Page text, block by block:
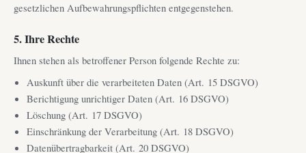
gesetzlichen Aufbewahrungspflichten entgegenstehen.
5. Ihre Rechte
Ihnen stehen als betroffener Person folgende Rechte zu:
Auskunft über die verarbeiteten Daten (Art. 15 DSGVO)
Berichtigung unrichtiger Daten (Art. 16 DSGVO)
Löschung (Art. 17 DSGVO)
Einschränkung der Verarbeitung (Art. 18 DSGVO)
Datenübertragbarkeit (Art. 20 DSGVO)